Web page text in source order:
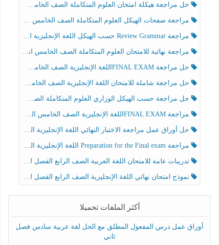
حل مراجعة هيكلة امتحان العلوم المتكاملة الصف الخامس عام الفصل الثالث
مراجعة صفحات الهيكل العلوم المتكاملة الصف الخامس انسبير الفصل الثالث
مراجعة Review Grammar حسب الهيكل اللغة الإنجليزية الصف الخامس الفصل الثالث
مراجعة نهائية للامتحان العلوم المتكاملة الصف الخامس انسبير الفصل الثالث
حل مراجعة FINAL EXAMاللغة الإنجليزية الصف الخامس الفصل الثالث
حل مراجعة شاملة للامتحان اللغة الإنجليزية الصف الخامس الفصل الثالث
حل مراجعة حسب الهيكل الوزاري العلوم المتكاملة الصف الخامس عام الفصل الثالث
مراجعة FINAL EXAMاللغة الإنجليزية الصف الخامس الفصل الثالث
حل أوراق عمل مراجعة الاختبار النهائي اللغة الإنجليزية الصف الرابع الفصل الثالث
مراجعة Preparation for the Final exam اللغة الإنجليزية الصف الرابع الفصل الثالث
تدريبات عامة للامتحان اللغة العربية الصف الرابع الفصل الثالث
نموذج امتحان نهائي اللغة الإنجليزية الصف الرابع الفصل الثالث
أكثر الملفات تحميلا
أوراق عمل درس المفعول المطلق مع الحل لغة عربية سادس فصل
ثاني